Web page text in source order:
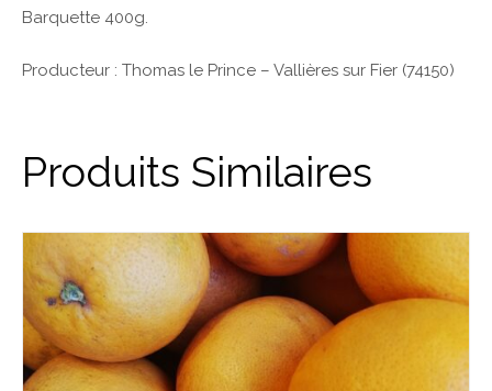
Barquette 400g.
Producteur : Thomas le Prince – Vallières sur Fier (74150)
Produits Similaires